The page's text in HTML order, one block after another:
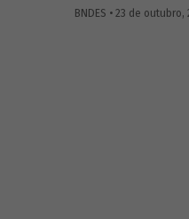
a avaliação de
BNDES • 23 de outubro,